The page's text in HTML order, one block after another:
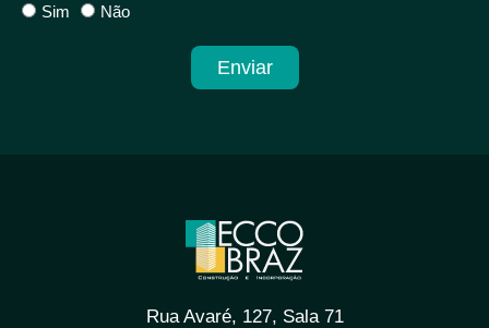
Sim Não
Enviar
Rua Avaré, 127, Sala 71